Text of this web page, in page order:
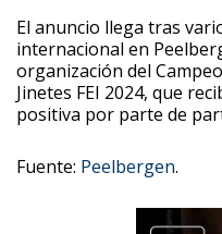
El anuncio llega tras
internacional en
organización del
Jinetes FEI 2024, que
positiva por parte de
Fuente: Peelbergen.